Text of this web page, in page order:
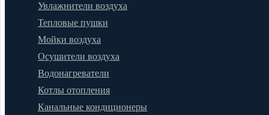
Увлажнители воздуха
Тепловые пушки
Мойки воздуха
Осушители воздуха
Водонагреватели
Котлы отопления
Канальные кондиционеры